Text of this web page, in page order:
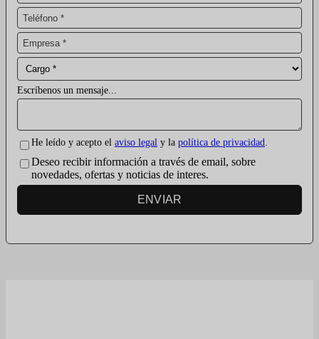
Escríbenos un mensaje...
He leído y acepto el aviso legal y la política de privacidad.
Deseo recibir información a través de email, sobre
novedades, ofertas y noticias de interes.
ENVIAR